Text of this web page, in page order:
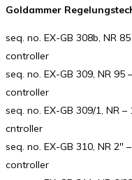
Goldammer
seq. no. EX-GB 308b, NR
controller
seq. no. EX-GB 309, NR 95
controller
seq. no. EX-GB 309/1, NR
cntroller
seq. no. EX-GB 310, NR 2″
controller